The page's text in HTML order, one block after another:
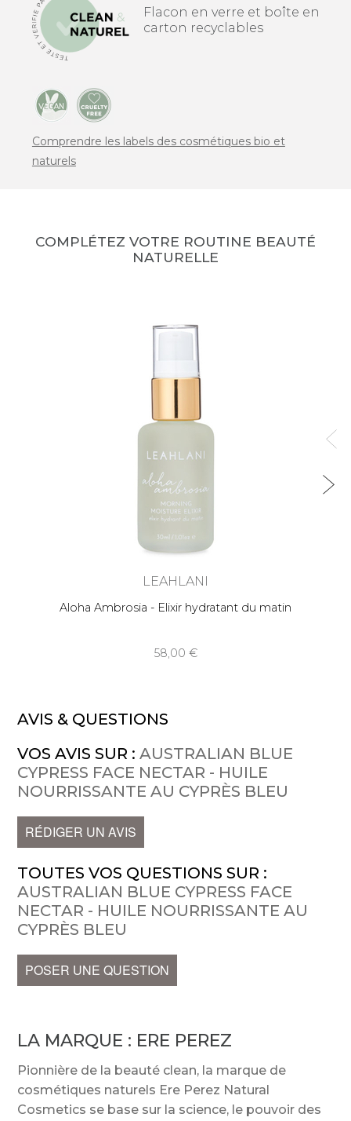
Flacon en verre et boîte en
carton recyclables
Comprendre les labels des cosmétiques bio et
naturels
COMPLÉTEZ VOTRE ROUTINE BEAUTÉ
NATURELLE
LEAHLANI
Aloha Ambrosia - Elixir hydratant du matin
58,00
AVIS & QUESTIONS
VOS AVIS SUR :AUSTRALIAN BLUE
CYPRESS FACE NECTAR - HUILE
NOURRISSANTE AU CYPRÈS BLEU
RÉDIGER UN AVIS
TOUTES VOS QUESTIONS SUR :
AUSTRALIAN BLUE CYPRESS FACE
NECTAR - HUILE NOURRISSANTE AU
CYPRÈS BLEU
POSER UNE QUESTION
LA MARQUE : ERE PEREZ
Pionnière de la beauté clean, la marque de
cosmétiques naturels Ere Perez Natural
Cosmetics se base sur la science, le pouvoir des